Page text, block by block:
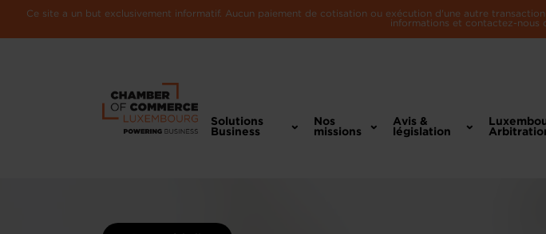
Ce site a un but exclusivement informatif. Aucun paiement de cotisation ou exécution d'une autre
informations et contactez-nous
Solutions
Business
Nos
missions
Avis &
législation